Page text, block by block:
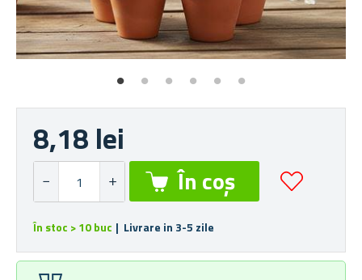
8,18 lei
În stoc > 10 buc | Livrare in 3-5 zile